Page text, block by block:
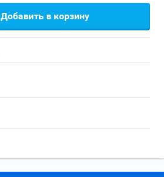
Добавить в корзину